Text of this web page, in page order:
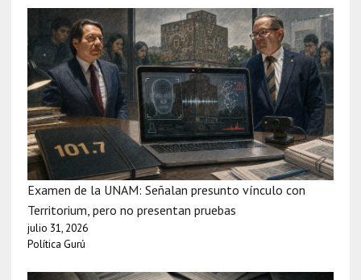
Examen de la UNAM: Señalan presunto vínculo con
Territorium, pero no presentan pruebas
julio 31, 2026
Política Gurú